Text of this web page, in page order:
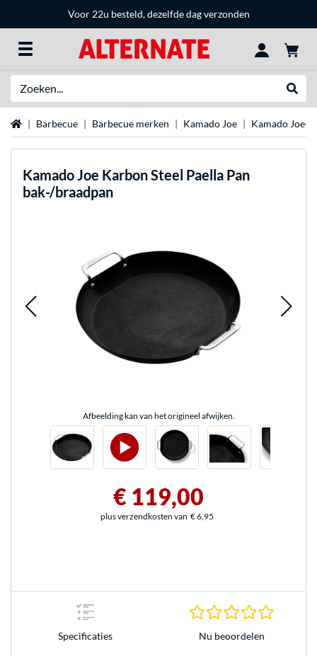
Voor 22u besteld, dezelfde dag verzonden
Home Barbecue Barbecue merken Kamado Joe Kamado Joe-
Kamado Joe Karbon Steel Paella Pan
bak-/braadpan
Afbeelding kan van het origineel afwijken.
€ 119,00
plus verzendkosten van € 6,95
Specificaties Nu beoordelen